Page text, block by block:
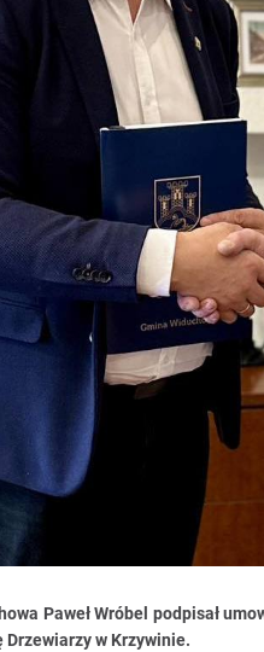
Paweł Wróbel podpisał
w Krzywinie.